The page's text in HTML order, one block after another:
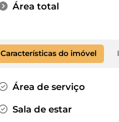
Área total
Características do imóvel
Área de serviço
Sala de estar